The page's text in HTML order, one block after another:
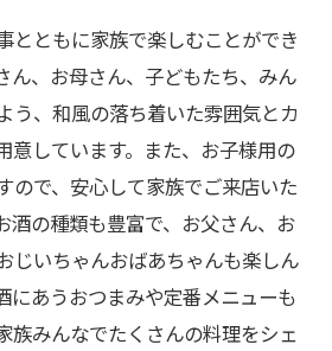
とともに家族で楽しむことができ
ん、お母さん、子どもたち、みん
う、和風の落ち着いた雰囲気とカ
意しています。また、お子様用の
ので、安心して家族でご来店いた
酒の種類も豊富で、お父さん、お
じいちゃんおばあちゃんも楽しん
にあうおつまみや定番メニューも
族みんなでたくさんの料理をシェ